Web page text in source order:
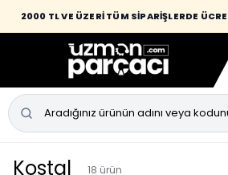
2000 TL VE ÜZERİ TÜM SİPARİŞLERDE
Kostal 18 ürün